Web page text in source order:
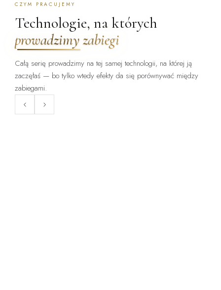
CZYM PRACUJEMY
Technologie, na których
prowadzimy zabiegi
Całą serię prowadzimy na tej samej technologii, na której ją
zaczęłaś — bo tylko wtedy efekty da się porównywać między
zabiegami.
ZABIEG DOSTĘPNY:
WARSZAWA · KRAKÓW
ClearLift
Laser frakcyjny bez okresu
ZABIEG DOSTĘPNY: